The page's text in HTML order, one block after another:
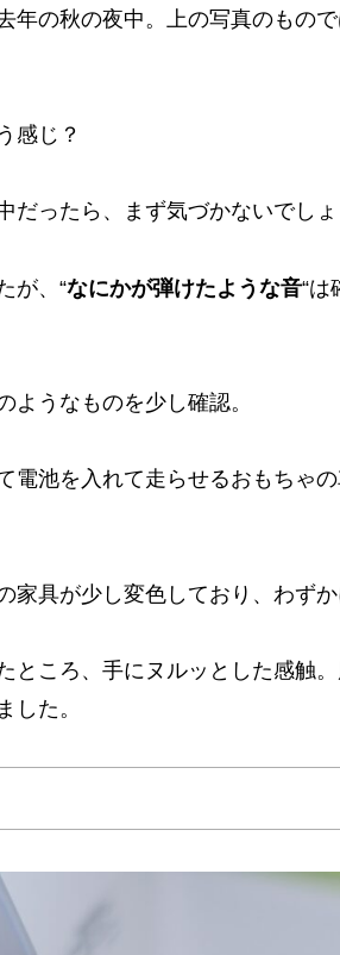
年の秋の夜中。上の写真のもの
感じ？
だったら、まず気づかないでしょ
が、“なにかが弾けたような音“は
ようなものを少し確認。
電池を入れて走らせるおもちゃ
家具が少し変色しており、わずか
ところ、手にヌルッとした感触
した。